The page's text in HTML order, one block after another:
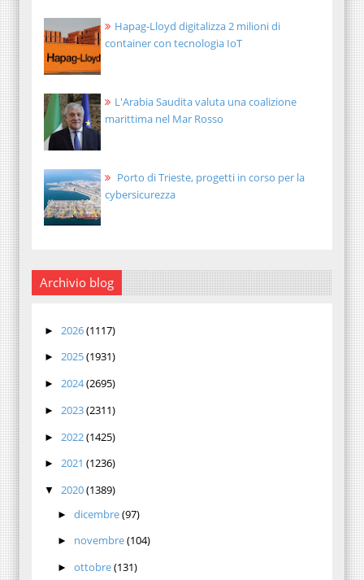
Hapag-Lloyd digitalizza 2 milioni di
container con tecnologia IoT
L'Arabia Saudita valuta una coalizione
marittima nel Mar Rosso
Porto di Trieste, progetti in corso per la
cybersicurezza
Archivio blog
► 2026(1117)
► 2025(1931)
► 2024(2695)
► 2023(2311)
► 2022(1425)
► 2021 (1236)
▼ 2020(1389)
► dicembre(97)
► novembre(104)
► ottobre(131)